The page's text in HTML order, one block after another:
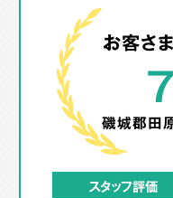
お客さ
磯城郡田
スタッフ評価